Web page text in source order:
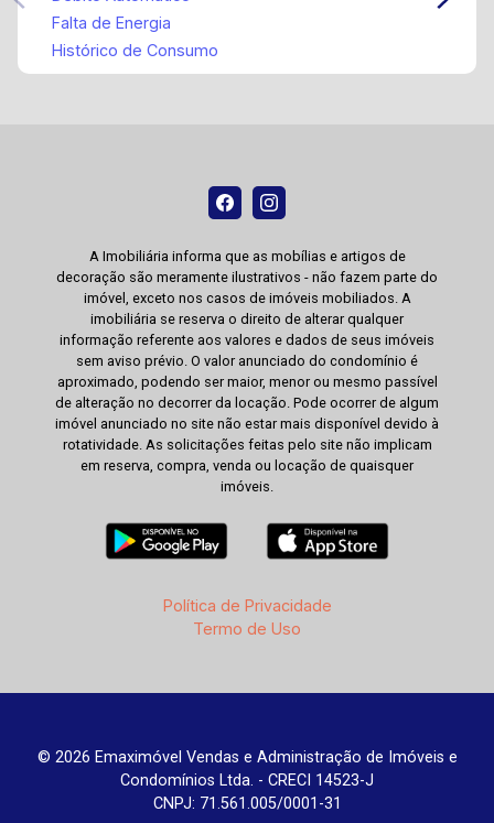
Falta de Energia
Histórico de Consumo
A Imobiliária informa que as mobílias e artigos de
decoração são meramente ilustrativos - não fazem parte do
imóvel, exceto nos casos de imóveis mobiliados. A
imobiliária se reserva o direito de alterar qualquer
informação referente aos valores e dados de seus imóveis
sem aviso prévio. O valor anunciado do condomínio é
aproximado, podendo ser maior, menor ou mesmo passível
de alteração no decorrer da locação. Pode ocorrer de algum
imóvel anunciado no site não estar mais disponível devido à
rotatividade. As solicitações feitas pelo site não implicam
em reserva, compra, venda ou locação de quaisquer
imóveis.
Política de Privacidade
Termo de Uso
© 2026 Emaximóvel Vendas e Administração de Imóveis e
Condomínios Ltda. - CRECI 14523-J
CNPJ: 71.561.005/0001-31